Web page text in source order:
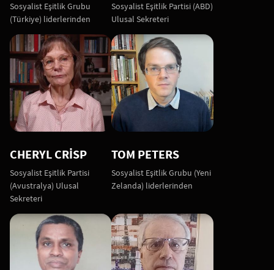
Sosyalist Eşitlik Grubu
(Türkiye) liderlerinden
Sosyalist Eşitlik Partisi (ABD)
Ulusal Sekreteri
CHERYL CRISP
Sosyalist Eşitlik Partisi
(Avustralya) Ulusal
Sekreteri
TOM PETERS
Sosyalist Eşitlik Grubu (Yeni
Zelanda) liderlerinden